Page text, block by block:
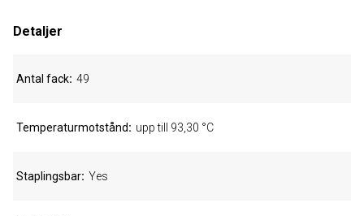
Detaljer
Antal fack 49
Temperaturmotstånd upp till 93,30 °C
Staplingsbar Yes